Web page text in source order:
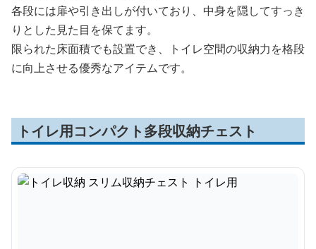
各段には扉や引き出しが付いており、中身を隠してすっき
りとした見た目を保てます。
限られた床面積でも設置でき、トイレ空間の収納力を格段
に向上させる優秀なアイテムです。
トイレ用コンパクト多段収納チェスト